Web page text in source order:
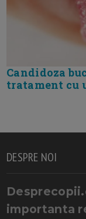
Candidoza
tratament cu
DESPRE NOI
importanta